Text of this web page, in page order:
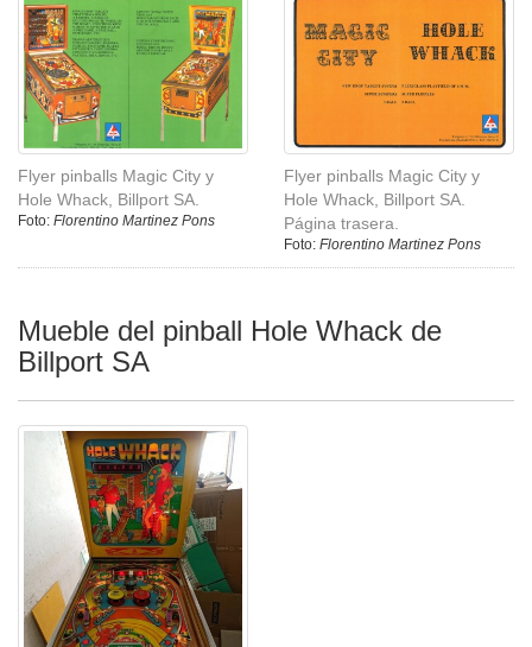
Flyer pinballs Magic City y
Hole Whack, Billport SA.
Foto: Florentino Martinez Pons
Flyer pinballs Magic City y
Hole Whack, Billport SA.
Página trasera.
Foto: Florentino Martinez Pons
Mueble del pinball Hole Whack de
Billport SA